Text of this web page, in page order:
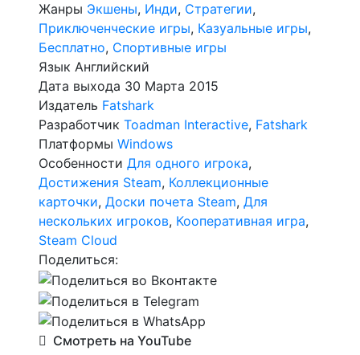
Жанры Экшены, Инди, Стратегии,
Приключенческие игры, Казуальные игры,
Бесплатно, Спортивные игры
Язык Английский
Дата выхода 30 Марта 2015
Издатель Fatshark
Разработчик Toadman Interactive, Fatshark
Платформы Windows
Особенности Для одного игрока,
Достижения Steam, Коллекционные
карточки, Доски почета Steam, Для
нескольких игроков, Кооперативная игра,
Steam Cloud
Поделиться:
Смотреть на YouTube